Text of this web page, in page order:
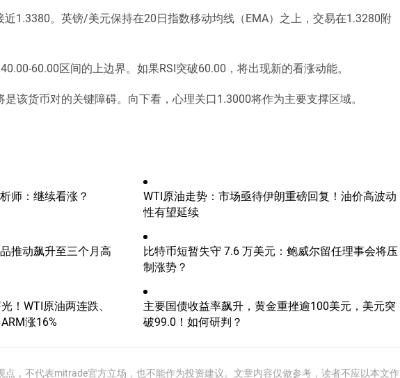
1.3380。英镑/美元保持在20日指数移动均线（EMA）之上，交易在1.3280附
60.00区间的上边界。如果RSI突破60.00，将出现新的看涨动能。
该货币对的关键障碍。向下看，心理关口1.3000将作为主要支撑区域。
师：继续看涨？
WTI原油走势：市场亟待伊朗重磅回复！油价高波动
性有望延续
推动飙升至三个月高
比特币短暂失守 7.6 万美元：鲍威尔留任理事会将压
制涨势？
！WTI原油两连跌、
涨16%
主要国债收益率飙升，黄金重挫逾100美元，美元突
破99.0！如何研判？
点，不代表mitrade官方立场，也不能作为投资建议。文章内容仅做参考，读者不应以本文作